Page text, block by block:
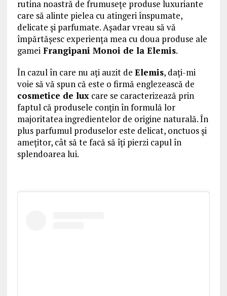
rutina noastră de frumusețe produse luxuriante
care să alinte pielea cu atingeri înspumate,
delicate și parfumate. Așadar vreau să vă
împărtășesc experiența mea cu doua produse ale
gameiFrangipani Monoi de la Elemis.
În cazul în care nu ați auzit de Elemis, dați-mi
voie să vă spun că este o firmă englezească de
cosmetice de luxcare se caracterizează prin
faptul că produsele conțin în formulă lor
majoritatea ingredientelor de origine naturală. În
plus parfumul produselor este delicat, onctuos și
amețitor, cât să te facă să îți pierzi capul în
splendoarea lui.